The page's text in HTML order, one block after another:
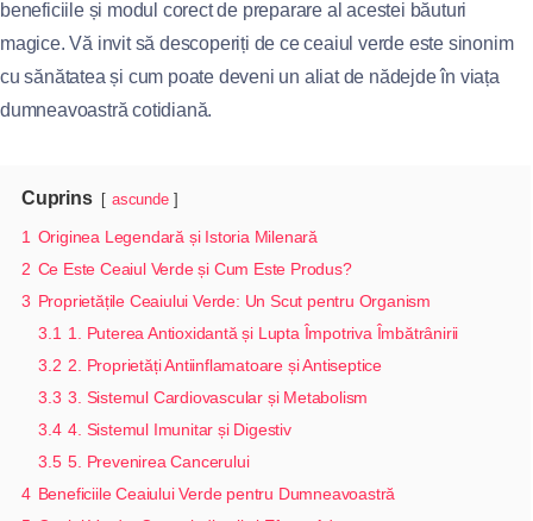
beneficiile și modul corect de preparare al acestei băuturi
magice. Vă invit să descoperiți de ce ceaiul verde este sinonim
cu sănătatea și cum poate deveni un aliat de nădejde în viața
dumneavoastră cotidiană.
Cuprins ascunde
1 Originea Legendară și Istoria Milenară
2 Ce Este Ceaiul Verde și Cum Este Produs?
3 Proprietățile Ceaiului Verde: Un Scut pentru Organism
3.1 1. Puterea Antioxidantă și Lupta Împotriva Îmbătrânirii
3.2 2. Proprietăți Antiinflamatoare și Antiseptice
3.3 3. Sistemul Cardiovascular și Metabolism
3.4 4. Sistemul Imunitar și Digestiv
3.5 5. Prevenirea Cancerului
4 Beneficiile Ceaiului Verde pentru Dumneavoastră